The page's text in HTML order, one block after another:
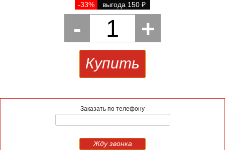
-33% выгода 150 ₽
- 1 +
Купить
Заказать по телефону
Жду звонка